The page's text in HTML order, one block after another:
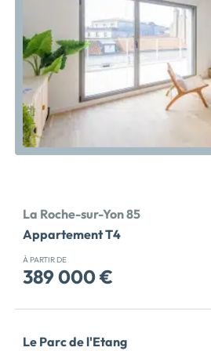
performance […] Voir le
La Roche-sur-Yon 85
Appartement T4
À PARTIR DE
389 000 €
de 8 000 euros + frais de notaire
Le Parc de l'Etang